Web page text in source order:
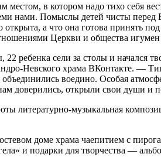
в котором надо тихо себя
нами. Помыслы детей чисты перед
открыта, а что она готова принять
Церкви и общества
22 ребенка сели за столы и
Невского храма ВКонтакте. —
воедино. Особая
доверились, открыли свои души и
литературно-музыкальная
доме храма чаепитием с
и подарки для творчества —